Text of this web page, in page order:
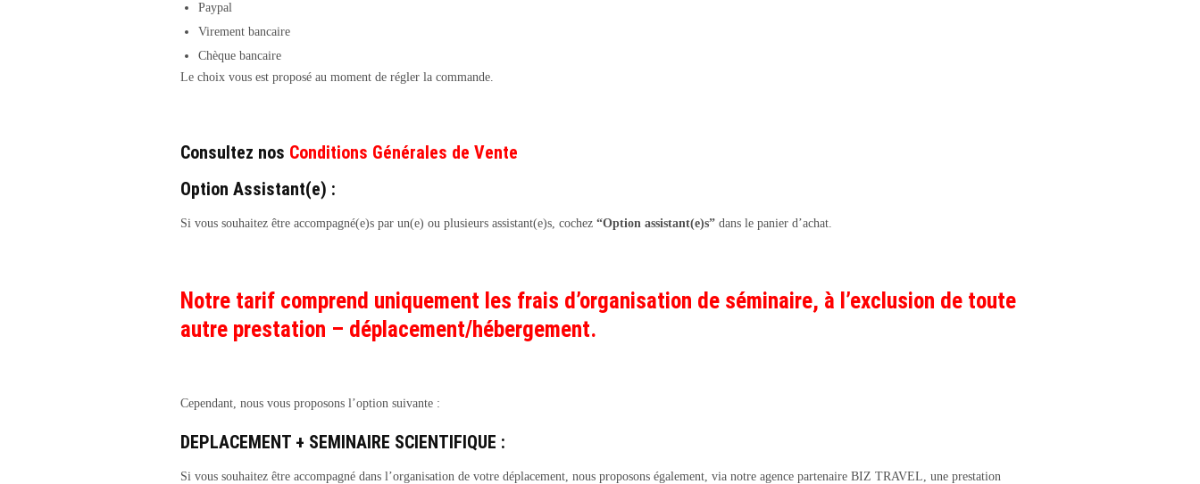
Paypal
Virement bancaire
Chèque bancaire
Le choix vous est proposé au moment de régler la commande.
Consultez nos Conditions Générales de Vente
Option Assistant(e) :
Si vous souhaitez être accompagné(e)s par un(e) ou plusieurs assistant(e)s, cochez “Option assistant(e)s” dans le panier d’achat.
Notre tarif comprend uniquement les frais d’organisation de séminaire, à l’exclusion de toute
autre prestation – déplacement/hébergement.
Cependant, nous vous proposons l’option suivante :
DEPLACEMENT + SEMINAIRE SCIENTIFIQUE :
Si vous souhaitez être accompagné dans l’organisation de votre déplacement, nous proposons également, via notre agence partenaire BIZ TRAVEL, une prestation